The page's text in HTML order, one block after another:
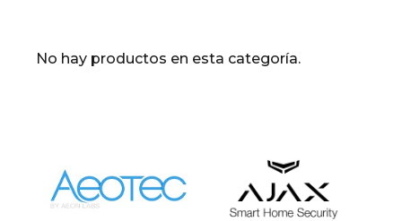
No hay productos en esta categoría.